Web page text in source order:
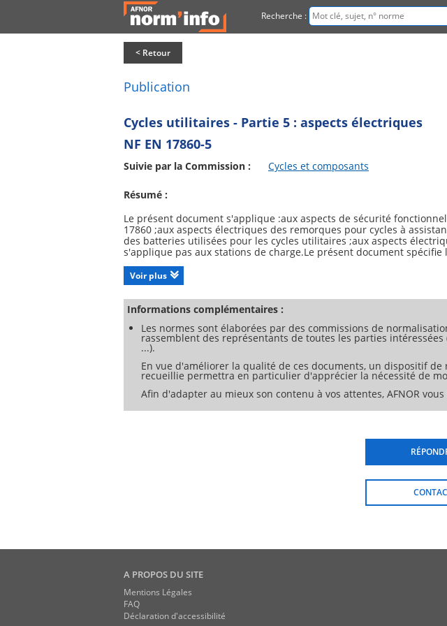
Recherche :
< Retour
Publication
Cycles utilitaires - Partie 5 : aspects électriques
NF EN 17860-5
Suivie par la Commission : Cycles et composants
Résumé :
Le présent document s'applique :aux aspects de sécurité
17860 ;aux aspects électriques des remorques pour cycles à
des batteries utilisées pour les cycles utilitaires ;aux aspects
s'applique pas aux stations de charge.Le présent document
puissance des moteurs et les circuits électriques, y compris le
Voir plus
Informations complémentaires :
Les normes sont élaborées par des commissions de
rassemblent des représentants de toutes les parties
...).
En vue d'améliorer la qualité de ces documents, un dispositif
recueillie permettra en particulier d'apprécier la nécessité de
Afin d'adapter au mieux son contenu à vos attentes, AFNOR
A PROPOS DU SITE
Mentions Légales
FAQ
Déclaration d'accessibilité